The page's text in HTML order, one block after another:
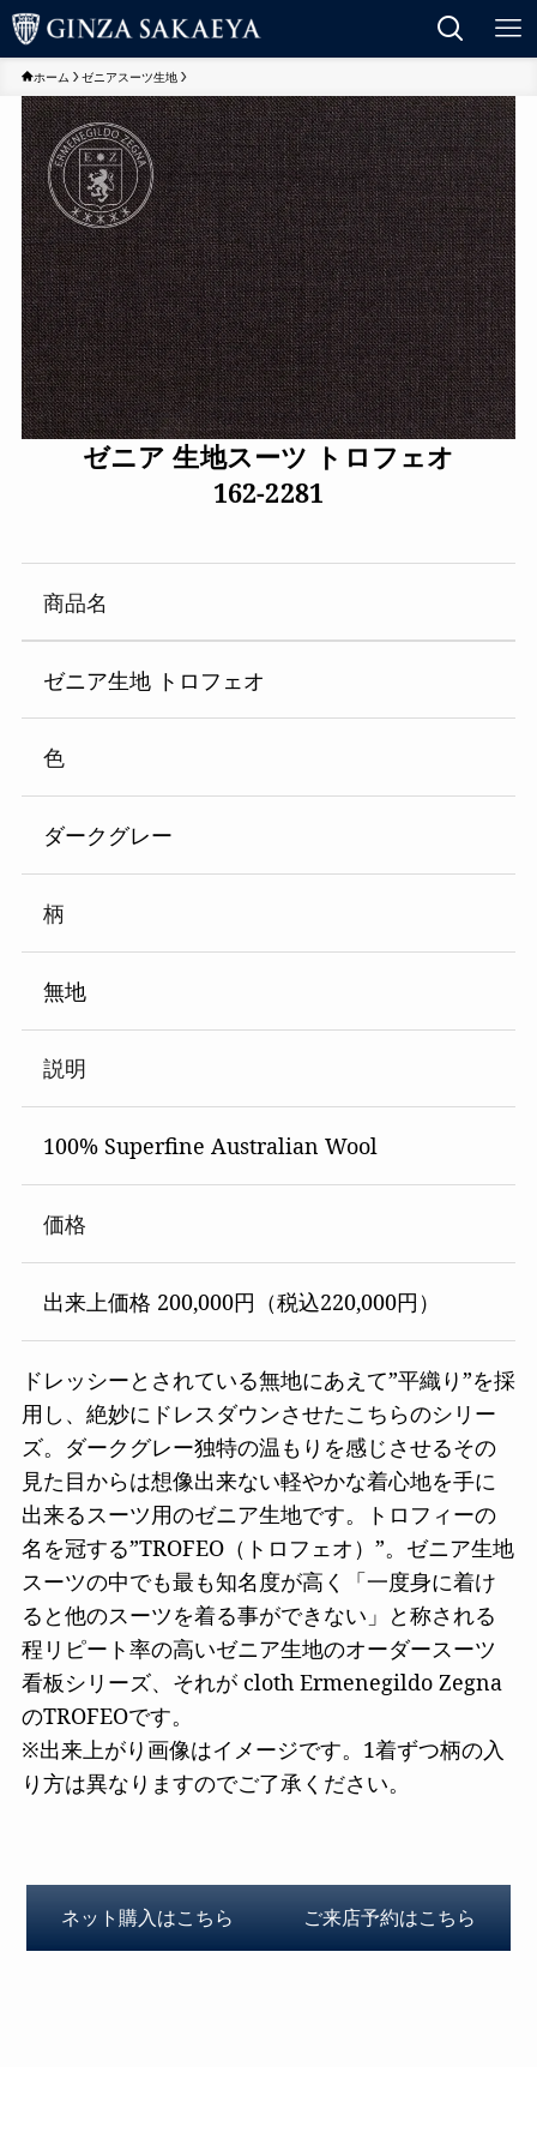
ホーム ゼニアスーツ生地
ゼニア 生地スーツ トロフェオ
162-2281
商品名
ゼニア生地 トロフェオ
色
ダークグレー
柄
無地
説明
100% Superfine Australian Wool
価格
出来上価格 200,000円（税込220,000円）
ドレッシーとされている無地にあえて”平織り”を採
用し、絶妙にドレスダウンさせたこちらのシリー
ズ。ダークグレー独特の温もりを感じさせるその
見た目からは想像出来ない軽やかな着心地を手に
出来るスーツ用のゼニア生地です。トロフィーの
名を冠する”TROFEO（トロフェオ）”。ゼニア生地
スーツの中でも最も知名度が高く「一度身に着け
ると他のスーツを着る事ができない」と称される
程リピート率の高いゼニア生地のオーダースーツ
看板シリーズ、それが cloth Ermenegildo Zegna
のTROFEOです。
※出来上がり画像はイメージです。1着ずつ柄の入
り方は異なりますのでご了承ください。
ネット購入はこちら ご来店予約はこちら